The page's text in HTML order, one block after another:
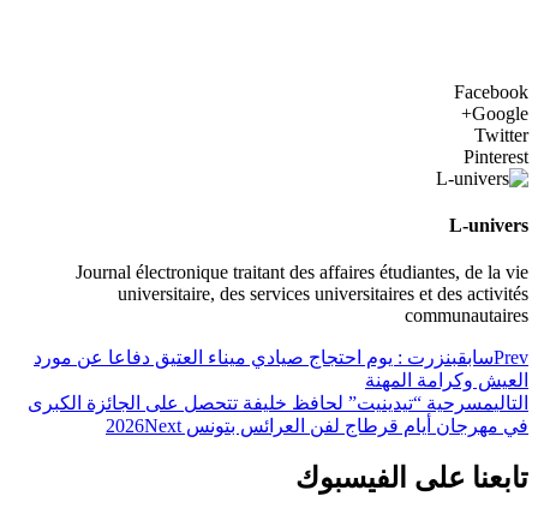
Facebook
Google+
Twitter
Pinterest
L-univers
Journal électronique traitant des affaires étudiantes, de la vie
universitaire, des services universitaires et des activités
communautaires
Prevسابقبنزرت : يوم احتجاج صيادي ميناء العتيق دفاعا عن مورد
العيش وكرامة المهنة
التاليمسرحية “تيدينيت” لحافظ خليفة تتحصل على الجائزة الكبرى
في مهرجان أيام قرطاج لفن العرائس بتونس 2026 Next
تابعنا على الفيسبوك